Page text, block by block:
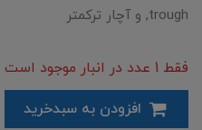
trough, و آچار ترکمتر
فقط 1 عدد در انبار موجود است